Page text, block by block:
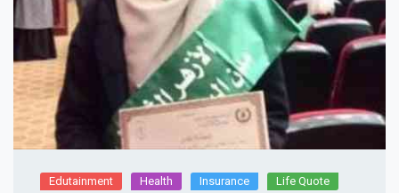
Edutainment Health Insurance Life Quote